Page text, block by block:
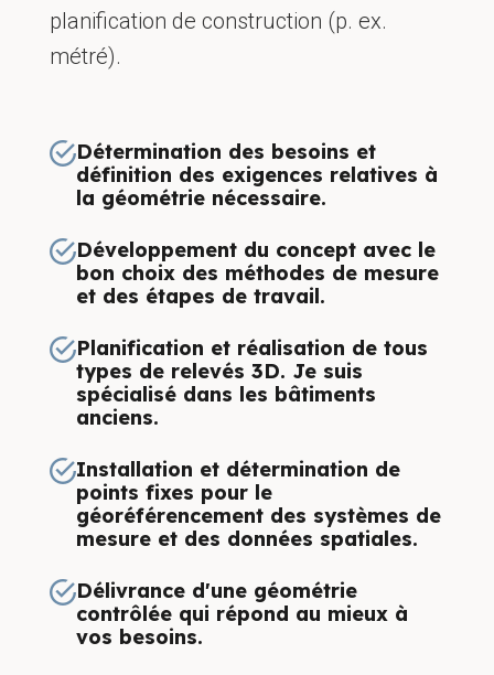
planification de construction (p. ex.
métré).
Détermination des besoins et
définition des exigences relatives à
la géométrie nécessaire.
Développement du concept avec le
bon choix des méthodes de mesure
et des étapes de travail.
Planification et réalisation de tous
types de relevés 3D. Je suis
spécialisé dans les bâtiments
anciens.
Installation et détermination de
points fixes pour le
géoréférencement des systèmes de
mesure et des données spatiales.
Délivrance d'une géométrie
contrôlée qui répond au mieux à
vos besoins.